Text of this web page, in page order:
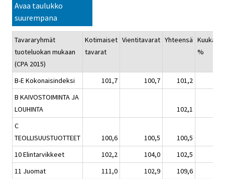
Avaa taulukko
suurempana
Tavararyhmät
tuoteluokan mukaan
(CPA 2015)
Kotimaiset
tavarat
Vientitavarat Yhteensä
%
B-E Kokonaisindeksi 101,7 100,7
101,2
B KAIVOSTOIMINTA JA
LOUHINTA
102,1
C
TEOLLISUUSTUOTTEET
100,6 100,5
100,5
10 Elintarvikkeet
102,2 104,0
102,5
11 Juomat
111,0 102,9
109,6